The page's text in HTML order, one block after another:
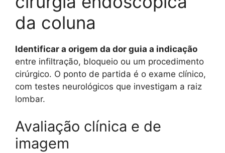
da coluna
Identificar a origem da dor guia a indicação
entre infiltração, bloqueio ou um procedimento
cirúrgico. O ponto de partida é o exame clínico,
com testes neurológicos que investigam a raiz
lombar.
Avaliação clínica e de
imagem